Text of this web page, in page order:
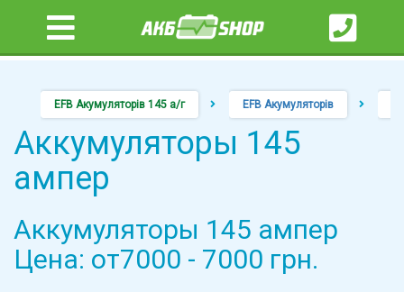
EFB Акумуляторів
EFB Акумуляторів 145 а/г
Аккумуляторы 145
ампер
Аккумуляторы 145 ампер
Цена: от7000 - 7000 грн.